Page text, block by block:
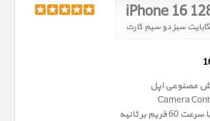
iPhone 16
مصنوعی اپل